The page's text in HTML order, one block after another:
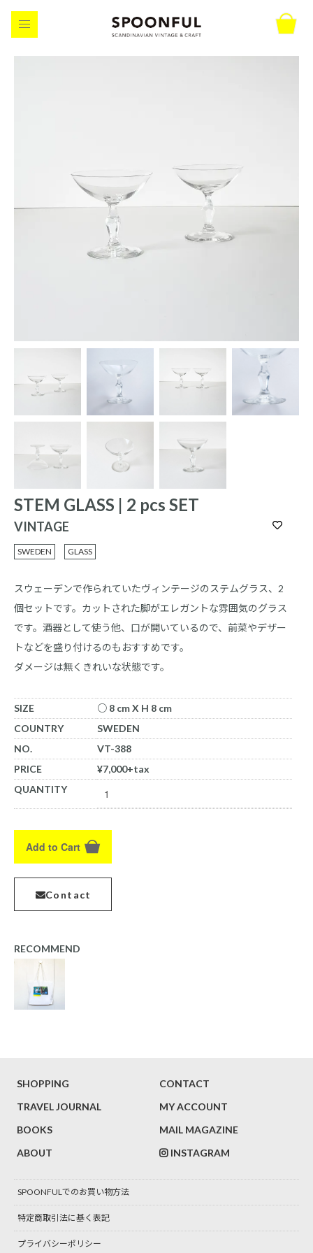
STEM GLASS | 2 pcs SET
VINTAGE
SWEDEN GLASS
スウェーデンで作られていたヴィンテージのステムグラス、2
個セットです。カットされた脚がエレガントな雰囲気のグラス
です。酒器として使う他、口が開いているので、前菜やデザー
トなどを盛り付けるのもおすすめです。
ダメージは無くきれいな状態です。
SIZE
○ 8 cm X H 8 cm
COUNTRY
SWEDEN
NO.
VT-388
PRICE
¥7,000+tax
QUANTITY
Add to Cart
Contact
RECOMMEND
SHOPPING
TRAVEL JOURNAL
BOOKS
ABOUT
CONTACT
MY ACCOUNT
MAIL MAGAZINE
INSTAGRAM
SPOONFULでのお買い物方法
特定商取引法に基く表記
プライバシーポリシー